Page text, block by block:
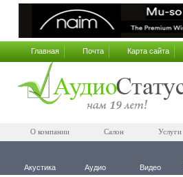
Главная Почта Карта сайта
О компании Салон Услуги
Акустика Аудио Видео